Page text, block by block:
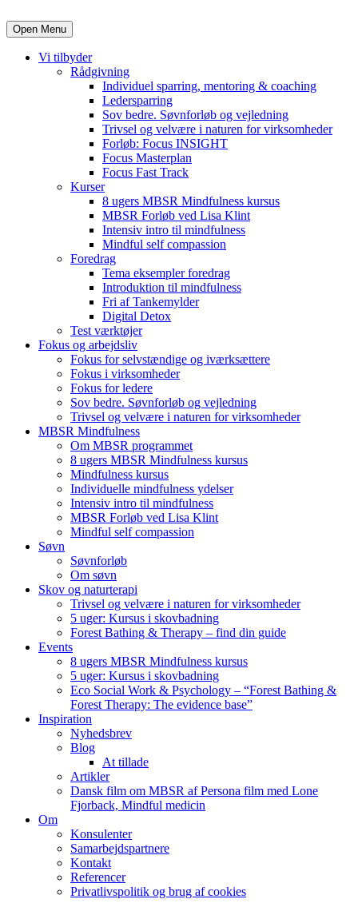
Open Menu
Vi tilbyder
Rådgivning
Individuel sparring, mentoring & coaching
Ledersparring
Sov bedre. Søvnforløb og vejledning
Trivsel og velvære i naturen for virksomheder
Forløb: Focus INSIGHT
Focus Masterplan
Focus Fast Track
Kurser
8 ugers MBSR Mindfulness kursus
MBSR Forløb ved Lisa Klint
Intensiv intro til mindfulness
Mindful self compassion
Foredrag
Tema eksempler foredrag
Introduktion til mindfulness
Fri af Tankemylder
Digital Detox
Test værktøjer
Fokus og arbejdsliv
Fokus for selvstændige og iværksættere
Fokus i virksomheder
Fokus for ledere
Sov bedre. Søvnforløb og vejledning
Trivsel og velvære i naturen for virksomheder
MBSR Mindfulness
Om MBSR programmet
8 ugers MBSR Mindfulness kursus
Mindfulness kursus
Individuelle mindfulness ydelser
Intensiv intro til mindfulness
MBSR Forløb ved Lisa Klint
Mindful self compassion
Søvn
Søvnforløb
Om søvn
Skov og naturterapi
Trivsel og velvære i naturen for virksomheder
5 uger: Kursus i skovbadning
Forest Bathing & Therapy – find din guide
Events
8 ugers MBSR Mindfulness kursus
5 uger: Kursus i skovbadning
Eco Social Work & Psychology – “Forest Bathing &
Forest Therapy: The evidence base”
Inspiration
Nyhedsbrev
Blog
At tillade
Artikler
Dansk film om MBSR af Persona film med Lone
Fjorback, Mindful medicin
Om
Konsulenter
Samarbejdspartnere
Kontakt
Referencer
Privatlivspolitik og brug af cookies